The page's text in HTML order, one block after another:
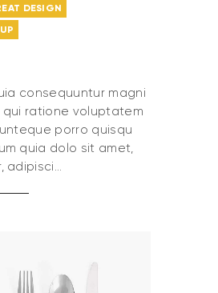
DESIGN
consequuntur magni
ratione voluptatem
porro quisqu
quia dolo sit amet,
adipisci…